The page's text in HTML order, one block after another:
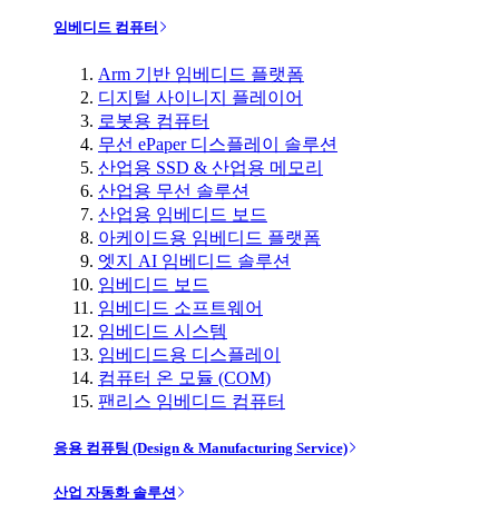
임베디드 컴퓨터
Arm 기반 임베디드 플랫폼
디지털 사이니지 플레이어
로봇용 컴퓨터
무선 ePaper 디스플레이 솔루션
산업용 SSD & 산업용 메모리
산업용 무선 솔루션
산업용 임베디드 보드
아케이드용 임베디드 플랫폼
엣지 AI 임베디드 솔루션
임베디드 보드
임베디드 소프트웨어
임베디드 시스템
임베디드용 디스플레이
컴퓨터 온 모듈 (COM)
팬리스 임베디드 컴퓨터
응용 컴퓨팅 (Design & Manufacturing Service)
산업 자동화 솔루션